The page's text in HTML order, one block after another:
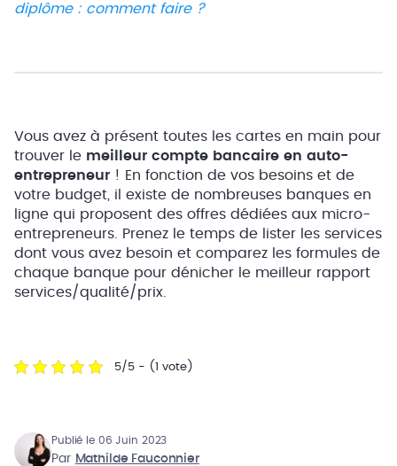
diplôme : comment faire ?
Vous avez à présent toutes les cartes en main pour
trouver le meilleur compte bancaire en auto-
entrepreneur ! En fonction de vos besoins et de
votre budget, il existe de nombreuses banques en
ligne qui proposent des offres dédiées aux micro-
entrepreneurs. Prenez le temps de lister les services
dont vous avez besoin et comparez les formules de
chaque banque pour dénicher le meilleur rapport
services/qualité/prix.
5/5 - (1 vote)
Publié le 06 Juin 2023
Par Mathilde Fauconnier